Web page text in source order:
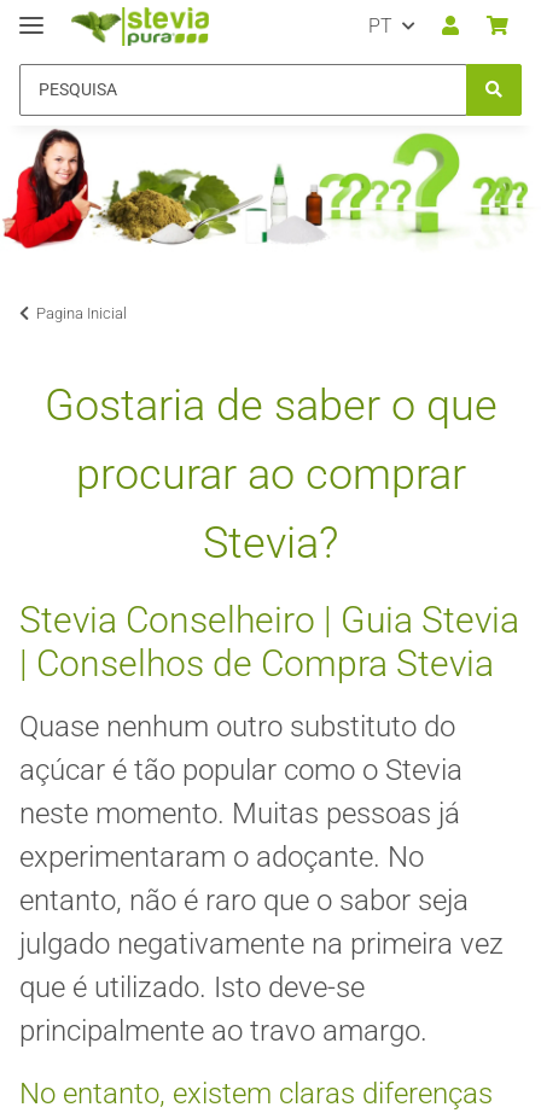
PT
Pagina Inicial
Gostaria de saber o que
procurar ao comprar
Stevia?
Stevia Conselheiro | Guia Stevia
| Conselhos de Compra Stevia
Quase nenhum outro substituto do
açúcar é tão popular como o Stevia
neste momento. Muitas pessoas já
experimentaram o adoçante. No
entanto, não é raro que o sabor seja
julgado negativamente na primeira vez
que é utilizado. Isto deve-se
principalmente ao travo amargo.
No entanto, existem claras diferenças